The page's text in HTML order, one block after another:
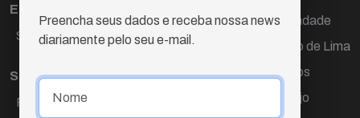
Editora Chefe
Sueli Cotta
Sub-editora
Raquel Ayres
Hamilton Trindade
Igor Carvalho de Lima
Mario Campos
Renata Araújo
Preencha seus dados e receba nossa news
diariamente pelo seu e-mail.